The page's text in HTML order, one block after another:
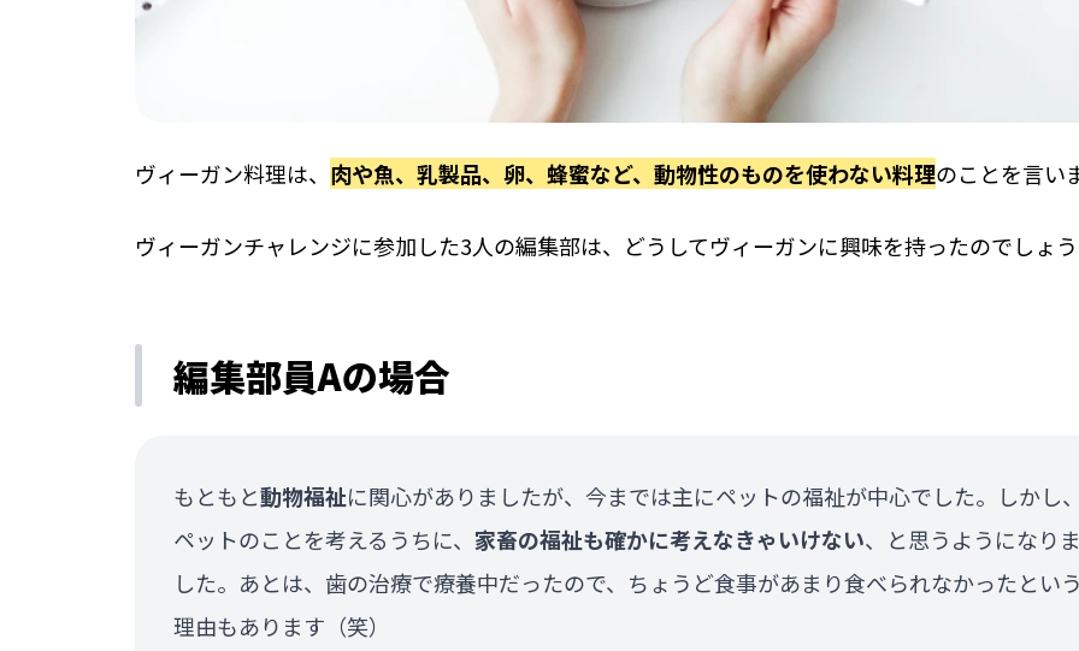
ヴィーガン料理は、 肉や魚、乳製品、卵、蜂蜜など、動物性のものを使わない料理のことを言い
ヴィーガンチャレンジに参加した3人の編集部は、どうしてヴィーガンに興味を持ったのでしょう
編集部員Aの場合
もともと動物福祉に関心がありましたが、今までは主にペットの福祉が中心でした。しかし、
ペットのことを考えるうちに、 家畜の福祉も確かに考えなきゃいけない、と思うようになりま
した。あとは、歯の治療で療養中だったので、ちょうど食事があまり食べられなかったという
理由もあります（笑）